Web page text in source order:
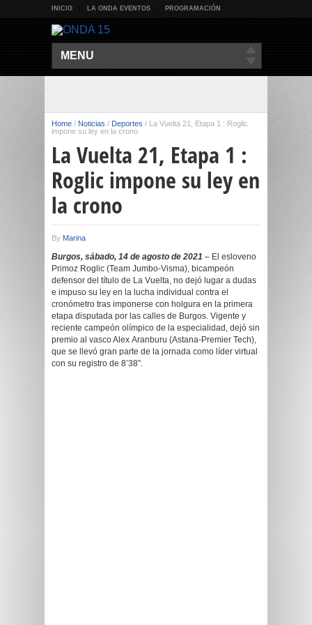
INICIO LA ONDA EVENTOS PROGRAMACIÓN
MENU
Home / Noticias / Deportes / La Vuelta 21, Etapa 1 : Roglic
impone su ley en la crono
La Vuelta 21, Etapa 1 :
Roglic impone su ley en
la crono
By Marina
Burgos, sábado, 14 de agosto de 2021 – El esloveno
Primoz Roglic (Team Jumbo-Visma), bicampeón
defensor del título de La Vuelta, no dejó lugar a dudas
e impuso su ley en la lucha individual contra el
cronómetro tras imponerse con holgura en la primera
etapa disputada por las calles de Burgos. Vigente y
reciente campeón olímpico de la especialidad, dejó sin
premio al vasco Alex Aranburu (Astana-Premier Tech),
que se llevó gran parte de la jornada como líder virtual
con su registro de 8’38”.